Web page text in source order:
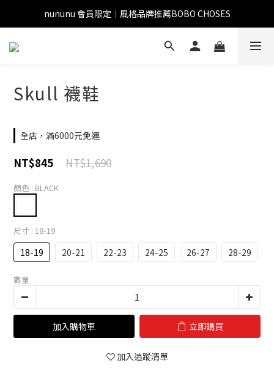
nununu 會員限定｜風格品牌推薦BOBO CHOSES
Skull 襪鞋
全店，滿6000元免運
NT$1,690
NT$845
顏色 : BLACK
尺寸 : 18-19
18-19 20-21 22-23 24-25 26-27 28-29
數量
加入購物車 立即購買
加入追蹤清單